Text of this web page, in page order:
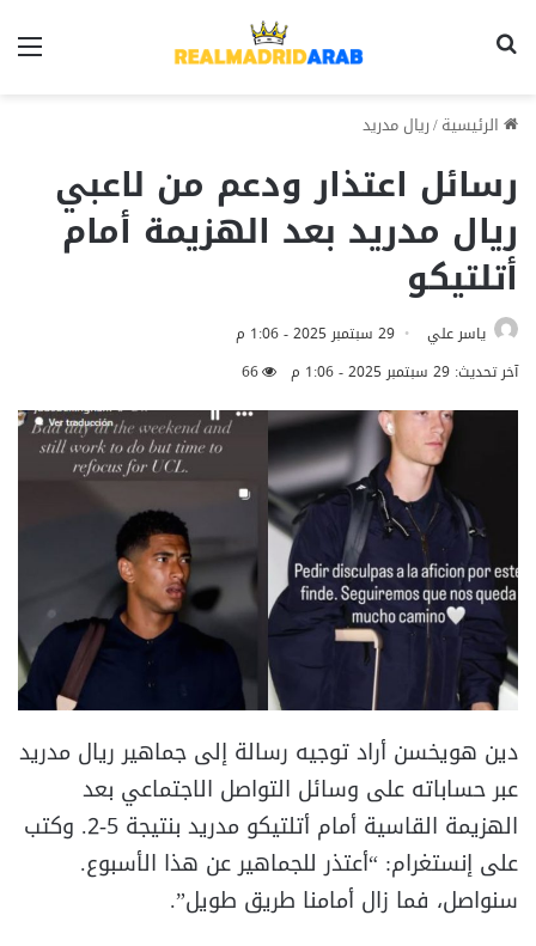
الرئيسية/ريال مدريد
رسائل اعتذار ودعم من لاعبي
ريال مدريد بعد الهزيمة أمام
أتلتيكو
ياسر علي
29 سبتمبر 2025 - 1:06 م
آخر تحديث: 29 سبتمبر 2025 - 1:06 م
66
دين هويخسن أراد توجيه رسالة إلى جماهير ريال مدريد
عبر حساباته على وسائل التواصل الاجتماعي بعد
الهزيمة القاسية أمام أتلتيكو مدريد بنتيجة 5-2. وكتب
على إنستغرام: “أعتذر للجماهير عن هذا الأسبوع.
سنواصل، فما زال أمامنا طريق طويل”.